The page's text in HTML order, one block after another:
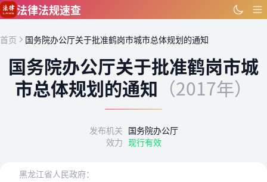
跳到主要内容
法律法规速查
首页 国务院办公厅关于批准鹤岗市城市总体规划的通知
国务院办公厅关于批准鹤岗市城
市总体规划的通知 （2017年）
发布机关 国务院办公厅
效力 现行有效
黑龙江省人民政府：